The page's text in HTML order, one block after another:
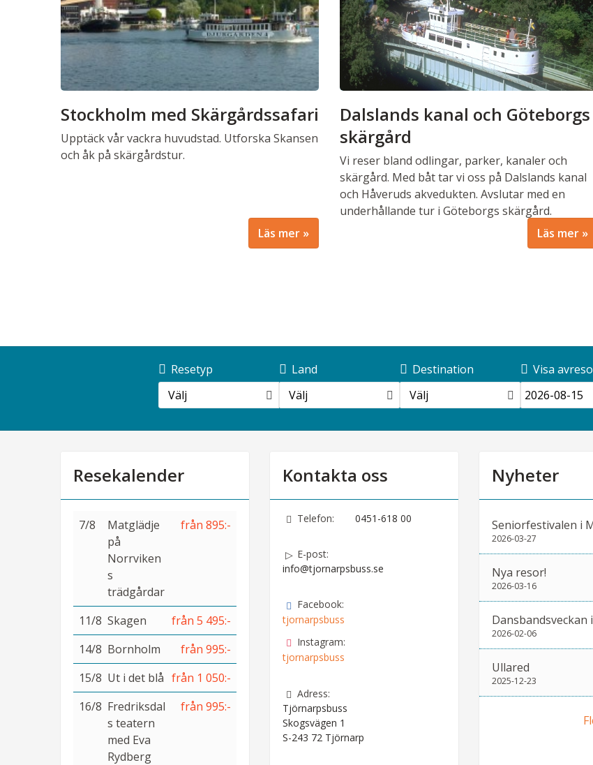
Stockholm med Skärgårdssafari
Upptäck vår vackra huvudstad. Utforska Skansen
och åk på skärgårdstur.
Läs mer
Dalslands kanal och Göteborgs
skärgård
Vi reser bland odlingar, parker, kanaler och
skärgård. Med båt tar vi oss på Dalslands kanal
och Håveruds akvedukten. Avslutar med en
underhållande tur i Göteborgs skärgård.
Läs mer
Resetyp
Välj
Land
Välj
Destination
Välj
Visa
Resekalender
7/8
Matglädje
på
Norrviken
s
trädgårdar
från 895:-
11/8 Skagen
från 5 495:-
14/8 Bornholm
från 995:-
15/8 Ut i det blå från 1 050:-
16/8 Fredriksdal
s teatern
med Eva
Rydberg
från 995:-
Kontakta oss
Telefon: 0451-618 00
E-post:
info@tjornarpsbuss.se
Facebook:
tjornarpsbuss
Instagram:
tjornarpsbuss
Adress:
Tjörnarpsbuss
Skogsvägen 1
S-243 72 Tjörnarp
Nyheter
Seniorfestivalen i
2026-03-27
Nya resor!
2026-03-16
Dansbandsveckan
2026-02-06
Ullared
2025-12-23